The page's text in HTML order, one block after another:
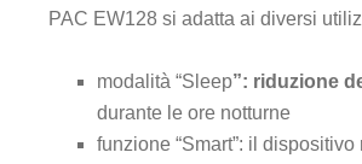
PAC EW128 si adatta ai diversi
modalità “Sleep”: riduzione
durante le ore notturne
funzione “Smart”: il dispositivo